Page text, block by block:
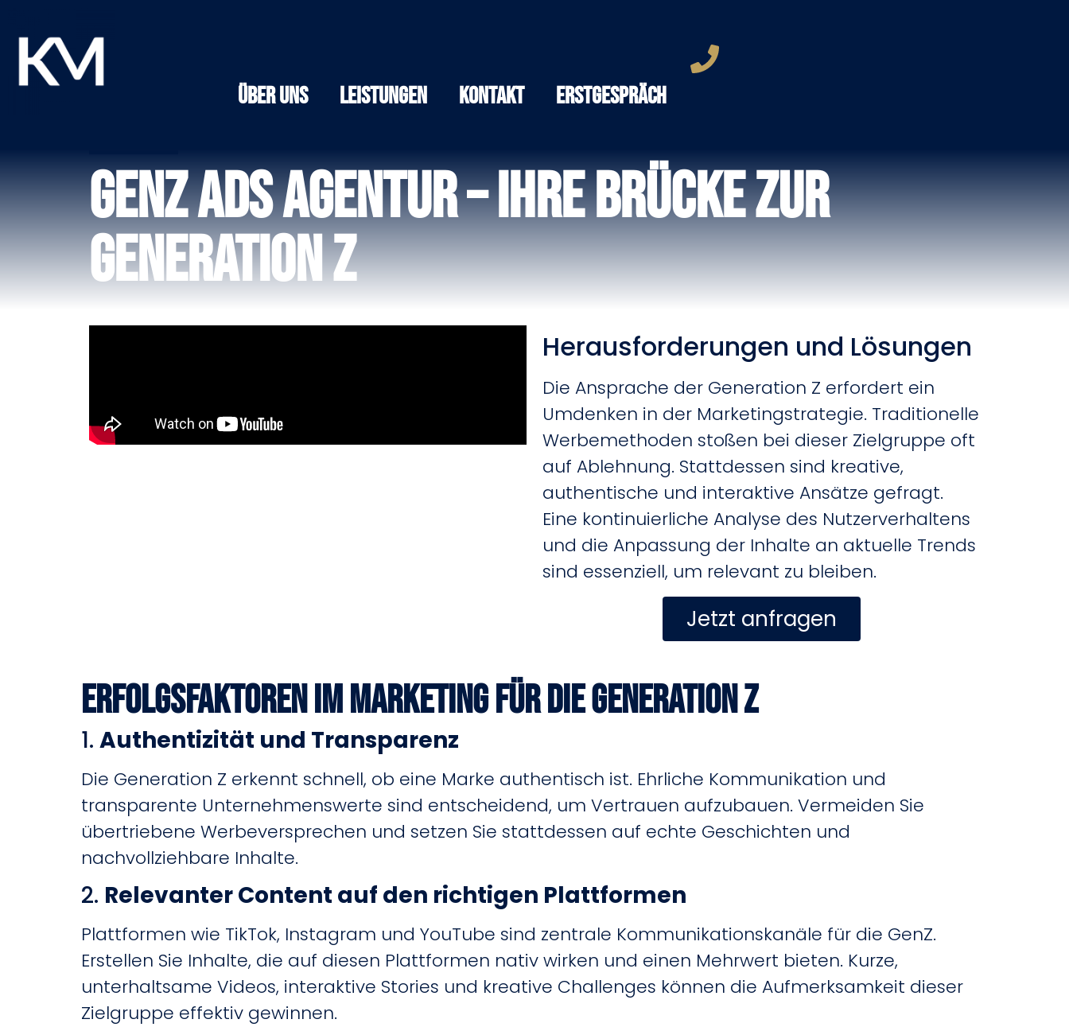
Über Uns Leistungen Kontakt Erstgespräch
GenZ Ads Agentur – Ihre Brücke zur
Generation Z
Herausforderungen und Lösungen
Die Ansprache der Generation Z erfordert ein
Umdenken in der Marketingstrategie. Traditionelle
Werbemethoden stoßen bei dieser Zielgruppe oft
auf Ablehnung. Stattdessen sind kreative,
authentische und interaktive Ansätze gefragt.
Eine kontinuierliche Analyse des Nutzerverhaltens
und die Anpassung der Inhalte an aktuelle Trends
sind essenziell, um relevant zu bleiben.
Jetzt anfragen
Erfolgsfaktoren im Marketing für die Generation Z
1. Authentizität und Transparenz
Die Generation Z erkennt schnell, ob eine Marke authentisch ist. Ehrliche Kommunikation und
transparente Unternehmenswerte sind entscheidend, um Vertrauen aufzubauen. Vermeiden Sie
übertriebene Werbeversprechen und setzen Sie stattdessen auf echte Geschichten und
nachvollziehbare Inhalte.​
2. Relevanter Content auf den richtigen Plattformen
Plattformen wie TikTok, Instagram und YouTube sind zentrale Kommunikationskanäle für die GenZ.
Erstellen Sie Inhalte, die auf diesen Plattformen nativ wirken und einen Mehrwert bieten. Kurze,
unterhaltsame Videos, interaktive Stories und kreative Challenges können die Aufmerksamkeit dieser
Zielgruppe effektiv gewinnen.